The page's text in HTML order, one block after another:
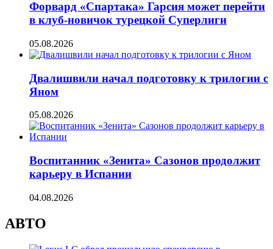
Форвард «Спартака» Гарсия может перейти
в клуб-новичок турецкой Суперлиги
05.08.2026
Двалишвили начал подготовку к трилогии с
Яном
05.08.2026
Воспитанник «Зенита» Сазонов продолжит
карьеру в Испании
04.08.2026
АВТО